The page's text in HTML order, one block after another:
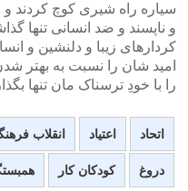
سیاره راه شیری کوچ کردند
و ناپسند و ضد انسانی تنها
کردارهای زیبا و دلنشین و
امید شان را نسبت به بهتر
را با خودِ ترسناک مان تنها
اتحاد اعتیاد انقلاب
دروغ کودکان کار